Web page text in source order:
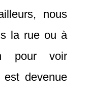
nous
la rue ou à
pour voir
est devenue